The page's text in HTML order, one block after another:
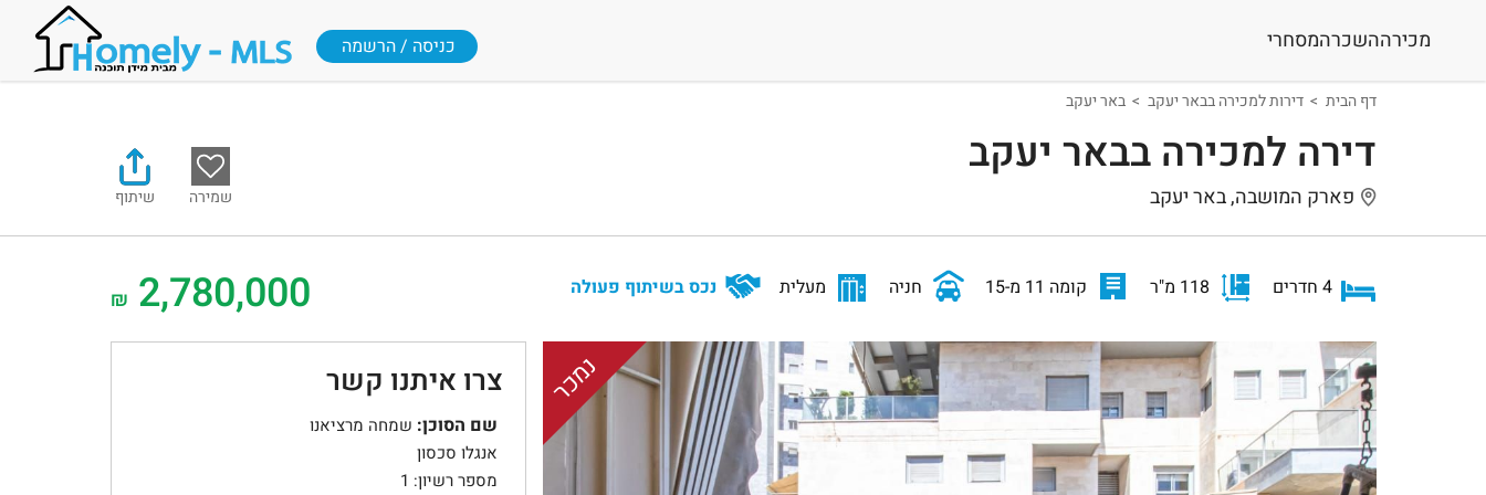
מכירההשכרהמסחרי כניסה / הרשמה
דף הבית דירות למכירה בבאר יעקב באר יעקב
דירה למכירה בבאר יעקב
פארק המושבה, באר יעקב שמירה שיתוף
2,780,000
₪ 4 חדרים 118 מ"ר קומה 11 מ-15 חניה מעלית נכס בשיתוף פעולה
צרו איתנו קשר
שם הסוכן: שמחה מרציאנו
אנגלו סכסון
מספר רשיון: 1
נמכר